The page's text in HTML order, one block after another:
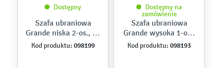
Dostępny
Szafa ubraniowa
Grande niska 2-os., gł.
49,8 – skrzynia klon
jasny i białe drzwi
Kod produktu: 098199
Dostępny na
zamówienie
Szafa ubraniowa
Grande wysoka 1-os.,
gł. 39,8 – skrzynia
klon jasny i białe
Kod produktu: 098193